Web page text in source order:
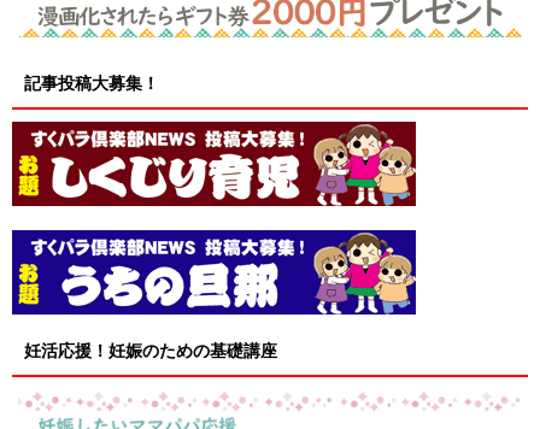
記事投稿大募集！
妊活応援！妊娠のための基礎講座